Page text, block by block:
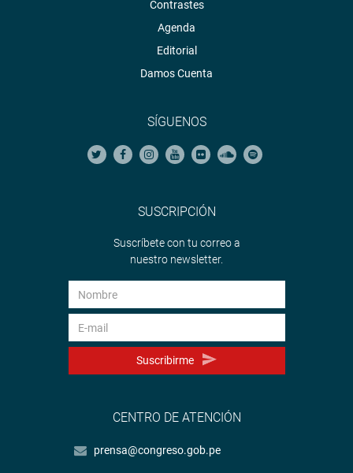
Contrastes
Agenda
Editorial
Damos Cuenta
SÍGUENOS
SUSCRIPCIÓN
Suscríbete con tu correo a
nuestro newsletter.
Suscribirme
CENTRO DE ATENCIÓN
prensa@congreso.gob.pe